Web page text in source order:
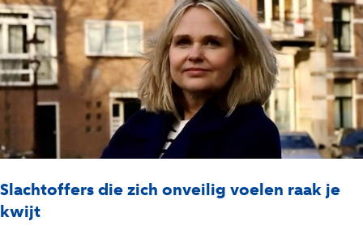
Slachtoffers die zich onveilig voelen raak je
kwijt